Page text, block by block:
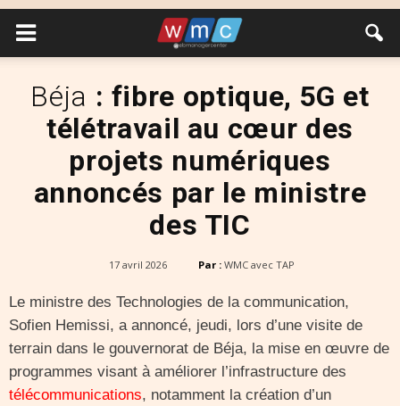
Béja : fibre optique, 5G et
télétravail au cœur des
projets numériques
annoncés par le ministre
des TIC
17 avril 2026 Par : WMC avec TAP
Le ministre des Technologies de la communication,
Sofien Hemissi, a annoncé, jeudi, lors d’une visite de
terrain dans le gouvernorat de Béja, la mise en œuvre de
programmes visant à améliorer l’infrastructure des
télécommunications, notamment la création d’un